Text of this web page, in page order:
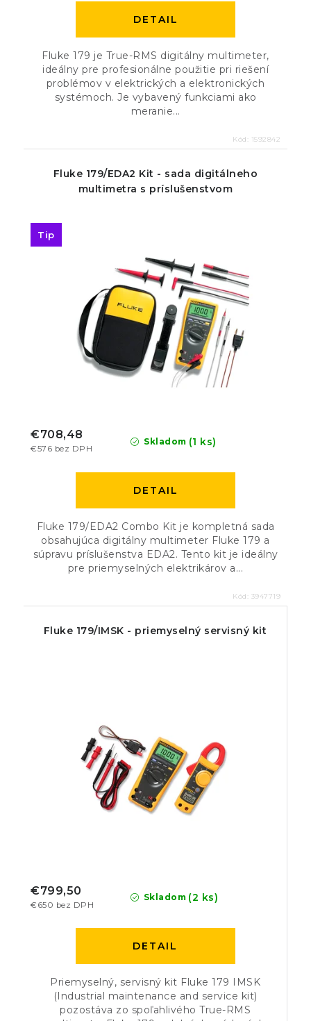
DETAIL
Fluke 179 je True-RMS digitálny multimeter,
ideálny pre profesionálne použitie pri riešení
problémov v elektrických a elektronických
systémoch. Je vybavený funkciami ako
meranie...
Kód: 1592842
Fluke 179/EDA2 Kit - sada digitálneho
multimetra s príslušenstvom
Tip
Skladom (1 ks)
€576 bez DPH
€708,48
DETAIL
Fluke 179/EDA2 Combo Kit je kompletná sada
obsahujúca digitálny multimeter Fluke 179 a
súpravu príslušenstva EDA2. Tento kit je ideálny
pre priemyselných elektrikárov a...
Kód: 3947719
Fluke 179/IMSK - priemyselný servisný kit
Skladom (2 ks)
€650 bez DPH
€799,50
DETAIL
Priemyselný, servisný kit Fluke 179 IMSK
(Industrial maintenance and service kit)
pozostáva zo spoľahlivého True-RMS